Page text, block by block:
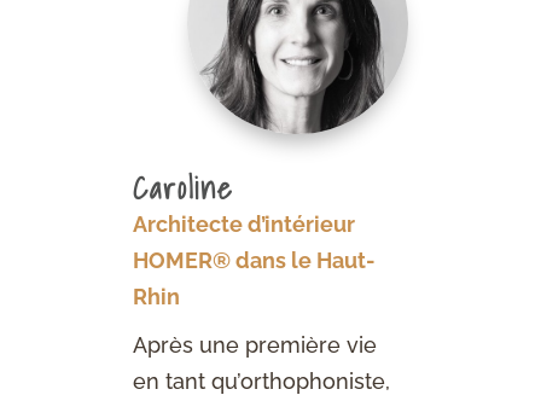
Caroline
Architecte d’intérieur
HOMER® dans le Haut-
Rhin
Après une première vie
en tant qu’orthophoniste,